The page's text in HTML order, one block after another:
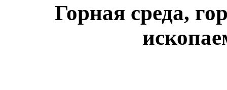
Горная среда,